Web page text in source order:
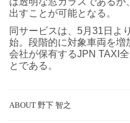
出すことが可能となる。
同サービスは、5月31日よ
始。段階的に対象車両を
会社が保有するJPN TAXI
とである。
ABOUT 野下 智之